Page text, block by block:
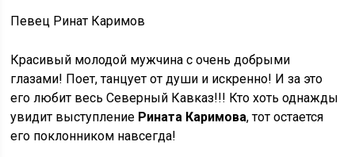
Певец Ринат Каримов
Красивый молодой мужчина с очень добрыми
глазами! Поет, танцует от души и искренно! И за это
его любит весь Северный Кавказ!!! Кто хоть однажды
увидит выступление Рината Каримова, тот остается
его поклонником навсегда!